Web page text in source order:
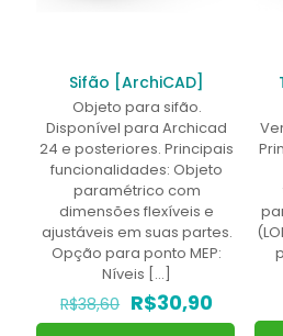
Sifão [ArchiCAD]
Objeto para sifão.
Disponível para Archicad
24 e posteriores. Principais
funcionalidades: Objeto
paramétrico com
dimensões flexíveis e
ajustáveis em suas partes.
Opção para ponto MEP:
Níveis […]
R$38,60 O
preço
R$30,90O
preço